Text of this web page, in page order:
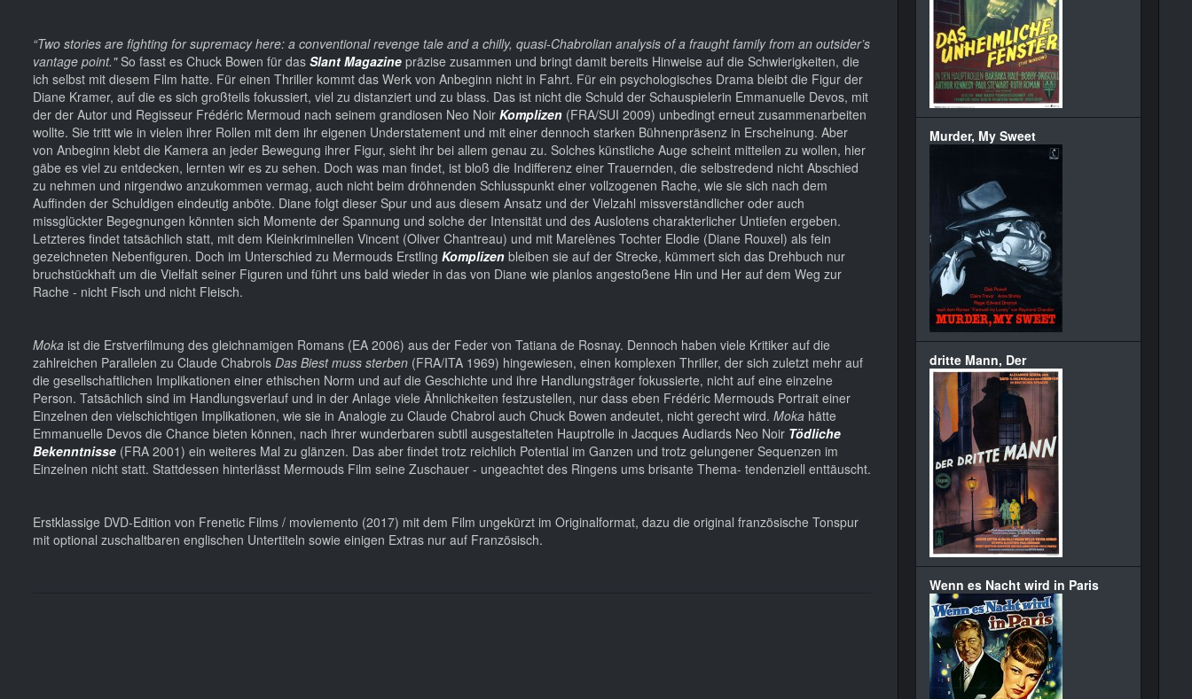
“Two stories are fighting for supremacy here: a conventional revenge tale and a chilly, quasi-Chabrolian analysis of a fraught family from an outsider’s
vantage point."So fasst es Chuck Bowen für das Slant Magazine präzise zusammen und bringt damit bereits Hinweise auf die Schwierigkeiten, die
ich selbst mit diesem Film hatte. Für einen Thriller kommt das Werk von Anbeginn nicht in Fahrt. Für ein psychologisches Drama bleibt die Figur der
Diane Kramer, auf die es sich großteils fokussiert, viel zu distanziert und zu blass. Das ist nicht die Schuld der Schauspielerin Emmanuelle Devos, mit
der der Autor und Regisseur Frédéric Mermoud nach seinem grandiosen Neo Noir Komplizen (FRA/SUI 2009) unbedingt erneut zusammenarbeiten
wollte. Sie tritt wie in vielen ihrer Rollen mit dem ihr eigenen Understatement und mit einer dennoch starken Bühnenpräsenz in Erscheinung. Aber
von Anbeginn klebt die Kamera an jeder Bewegung ihrer Figur, sieht ihr bei allem genau zu. Solches künstliche Auge scheint mitteilen zu wollen, hier
gäbe es viel zu entdecken, lernten wir es zu sehen. Doch was man findet, ist bloß die Indifferenz einer Trauernden, die selbstredend nicht Abschied
zu nehmen und nirgendwo anzukommen vermag, auch nicht beim dröhnenden Schlusspunkt einer vollzogenen Rache, wie sie sich nach dem
Auffinden der Schuldigen eindeutig anböte. Diane folgt dieser Spur und aus diesem Ansatz und der Vielzahl missverständlicher oder auch
missglückter Begegnungen könnten sich Momente der Spannung und solche der Intensität und des Auslotens charakterlicher Untiefen ergeben.
Letzteres findet tatsächlich statt, mit dem Kleinkriminellen Vincent (Oliver Chantreau) und mit Marelènes Tochter Elodie (Diane Rouxel) als fein
gezeichneten Nebenfiguren. Doch im Unterschied zu Mermouds Erstling Komplizen bleiben sie auf der Strecke, kümmert sich das Drehbuch nur
bruchstückhaft um die Vielfalt seiner Figuren und führt uns bald wieder in das von Diane wie planlos angestoßene Hin und Her auf dem Weg zur
Rache - nicht Fisch und nicht Fleisch.
Moka ist die Erstverfilmung des gleichnamigen Romans (EA 2006) aus der Feder von Tatiana de Rosnay. Dennoch haben viele Kritiker auf die
zahlreichen Parallelen zu Claude Chabrols Das Biest muss sterben (FRA/ITA 1969) hingewiesen, einen komplexen Thriller, der sich zuletzt mehr auf
die gesellschaftlichen Implikationen einer ethischen Norm und auf die Geschichte und ihre Handlungsträger fokussierte, nicht auf eine einzelne
Person. Tatsächlich sind im Handlungsverlauf und in der Anlage viele Ähnlichkeiten festzustellen, nur dass eben Frédéric Mermouds Portrait einer
Einzelnen den vielschichtigen Implikationen, wie sie in Analogie zu Claude Chabrol auch Chuck Bowen andeutet, nicht gerecht wird. Moka hätte
Emmanuelle Devos die Chance bieten können, nach ihrer wunderbaren subtil ausgestalteten Hauptrolle in Jacques Audiards Neo Noir Tödliche
Bekenntnisse (FRA 2001) ein weiteres Mal zu glänzen. Das aber findet trotz reichlich Potential im Ganzen und trotz gelungener Sequenzen im
Einzelnen nicht statt. Stattdessen hinterlässt Mermouds Film seine Zuschauer - ungeachtet des Ringens ums brisante Thema- tendenziell enttäuscht.
Erstklassige DVD-Edition von Frenetic Films / moviemento (2017) mit dem Film ungekürzt im Originalformat, dazu die original französische Tonspur
mit optional zuschaltbaren englischen Untertiteln sowie einigen Extras nur auf Französisch.
Murder, My Sweet
dritte Mann, Der
Wenn es Nacht wird in Paris